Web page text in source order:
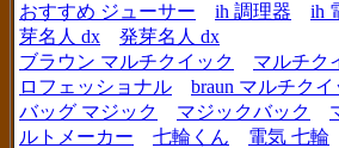
おすすめ ジューサー
ih 調理器 ih
芽名人 dx
発芽名人 dx
ブラウン マルチクイック
マルチク
ロフェッショナル
braun マルチクイ
バッグ マジック
マジックバック
ルトメーカー
七輪くん
電気 七輪